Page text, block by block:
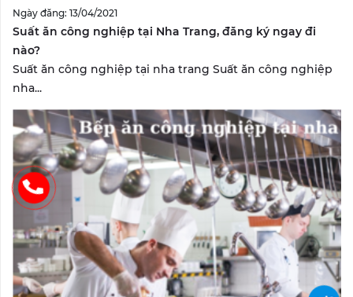
Ngày đăng: 13/04/2021
Suất ăn công nghiệp tại Nha Trang, đăng ký ngay đi
nào?
Suất ăn công nghiệp tại nha trang Suất ăn công nghiệp
nha...